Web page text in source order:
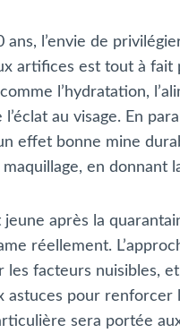
ans, l’envie de
artifices est tout à
l’hydratation,
au visage. En
effet bonne mine
en
après la
réellement.
facteurs nuisibles,
astuces pour
sera portée